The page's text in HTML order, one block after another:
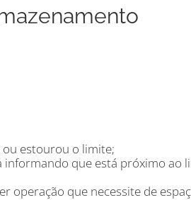
estourou o limite;
que está próximo ao
operação que necessite de